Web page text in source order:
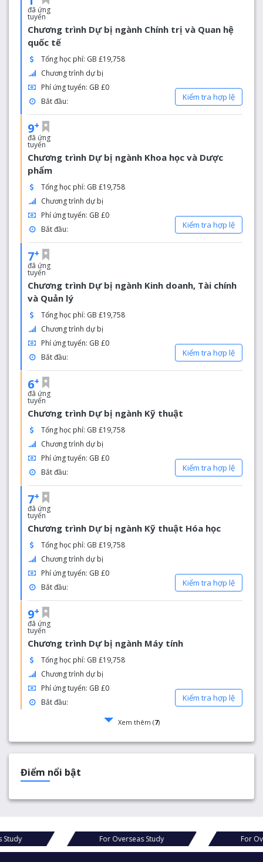
đã ứng
tuyển
Chương trình Dự bị ngành Chính trị và Quan hệ
quốc tế
Tổng học phí: GB £19,758
Chương trình dự bị
Phí ứng tuyển: GB £0
Bắt đầu:
Kiểm tra hợp lệ
9+
đã ứng
tuyển
Chương trình Dự bị ngành Khoa học và Dược
phẩm
Tổng học phí: GB £19,758
Chương trình dự bị
Phí ứng tuyển: GB £0
Bắt đầu:
Kiểm tra hợp lệ
7+
đã ứng
tuyển
Chương trình Dự bị ngành Kinh doanh, Tài chính
và Quản lý
Tổng học phí: GB £19,758
Chương trình dự bị
Phí ứng tuyển: GB £0
Bắt đầu:
Kiểm tra hợp lệ
6+
đã ứng
tuyển
Chương trình Dự bị ngành Kỹ thuật
Tổng học phí: GB £19,758
Chương trình dự bị
Phí ứng tuyển: GB £0
Bắt đầu:
Kiểm tra hợp lệ
7+
đã ứng
tuyển
Chương trình Dự bị ngành Kỹ thuật Hóa học
Tổng học phí: GB £19,758
Chương trình dự bị
Phí ứng tuyển: GB £0
Bắt đầu:
Kiểm tra hợp lệ
9+
đã ứng
tuyển
Chương trình Dự bị ngành Máy tính
Tổng học phí: GB £19,758
Chương trình dự bị
Phí ứng tuyển: GB £0
Bắt đầu:
Kiểm tra hợp lệ
Xem thêm (7)
Điểm nổi bật
Study For Overseas Study For